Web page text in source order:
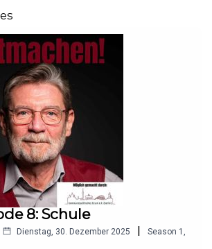
berlin.de/
8: Schule
Dienstag, 30. Dezember 2025 | Season 1 ,